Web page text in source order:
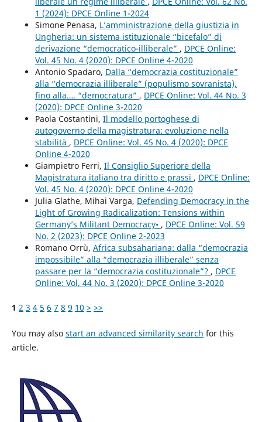
1 (2024): DPCE Online 1-2024
Simone Penasa, L’amministrazione della giustizia in
Ungheria: un sistema istituzionale “bicefalo” di
derivazione “democratico-illiberale” , DPCE Online:
Vol. 45 No. 4 (2020): DPCE Online 4-2020
Antonio Spadaro, Dalla “democrazia costituzionale”
alla “democrazia illiberale” (populismo sovranista),
fino alla…. “democratura” , DPCE Online: Vol. 44 No. 3
(2020): DPCE Online 3-2020
Paola Costantini, Il modello portoghese di
autogoverno della magistratura: evoluzione nella
stabilità , DPCE Online: Vol. 45 No. 4 (2020): DPCE
Online 4-2020
Giampietro Ferri, Il Consiglio Superiore della
Magistratura italiano tra diritto e prassi , DPCE Online:
Vol. 45 No. 4 (2020): DPCE Online 4-2020
Julia Glathe, Mihai Varga, Defending Democracy in the
Light of Growing Radicalization: Tensions within
Germany’s Militant Democracy• , DPCE Online: Vol. 59
No. 2 (2023): DPCE Online 2-2023
Romano Orrù, Africa subsahariana: dalla “democrazia
impossibile” alla “democrazia illiberale” senza
passare per la “democrazia costituzionale”? , DPCE
Online: Vol. 44 No. 3 (2020): DPCE Online 3-2020
1 2 3 4 5 6 7 8 9 10 > >>
You may also start an advanced similarity search for this
article.